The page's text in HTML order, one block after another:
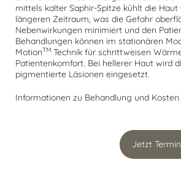
mittels kalter Saphir-Spitze kühlt die
längeren Zeitraum, was die Gefahr
Nebenwirkungen minimiert und den
Behandlungen können im stationären
MotionTMTechnik für schrittweisen
Patientenkomfort. Bei hellerer Haut wird
pigmentierte Läsionen eingesetzt.
Informationen zu Behandlung und
Jetzt